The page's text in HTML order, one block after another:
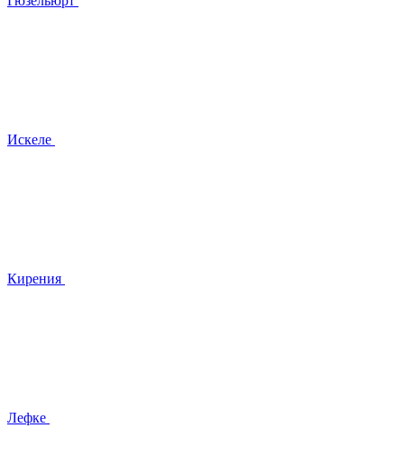
Искеле
Кирения
Лефке